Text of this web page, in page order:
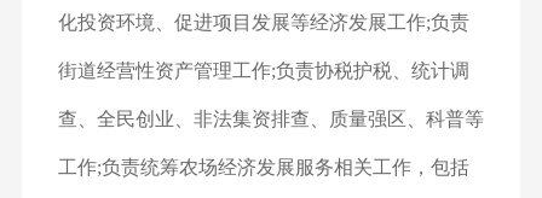
化投资环境、促进项目发展等经济发展工作;负责
街道经营性资产管理工作;负责协税护税、统计调
查、全民创业、非法集资排查、质量强区、科普等
工作;负责统筹农场经济发展服务相关工作，包括